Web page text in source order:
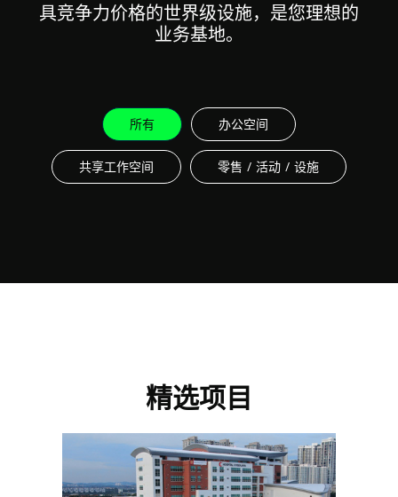
具竞争力价格的世界级设施，是您理想的
业务基地。
所有 办公空间
共享工作空间 零售 / 活动 / 设施
精选项目